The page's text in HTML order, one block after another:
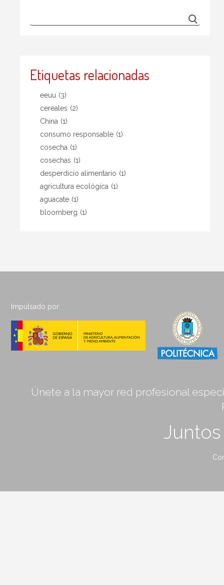
Etiquetas relacionadas
eeuu (3)
cereales (2)
China (1)
consumo responsable (1)
cosecha (1)
cosechas (1)
desperdicio alimentario (1)
agricultura ecológíca (1)
aguacate (1)
bloomberg (1)
Impulsado por:
Únete a la mayor red profesional